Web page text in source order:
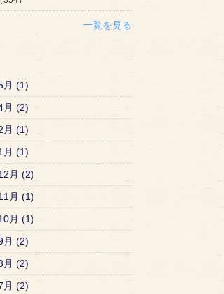
一覧を見る
月 (1)
月 (2)
月 (1)
月 (1)
月 (2)
月 (1)
月 (1)
月 (2)
月 (2)
月 (2)